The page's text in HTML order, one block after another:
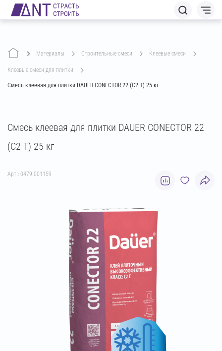
Материалы строительные смеси клеевые смеси
клеевые смеси для плитки
Смесь клеевая для плитки DAUER CONECTOR 22 (C2 T) 25 кг
Смесь клеевая для плитки DAUER CONECTOR 22
(C2 T) 25 кг
Арт.: 0479.001159